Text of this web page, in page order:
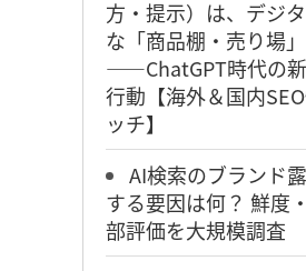
方・提示）は、デジ
な「商品棚・売り場」
――ChatGPT時代の
行動【海外＆国内
ッチ】
AI検索のブランド
する要因は何？ 鮮度
部評価を大規模調査